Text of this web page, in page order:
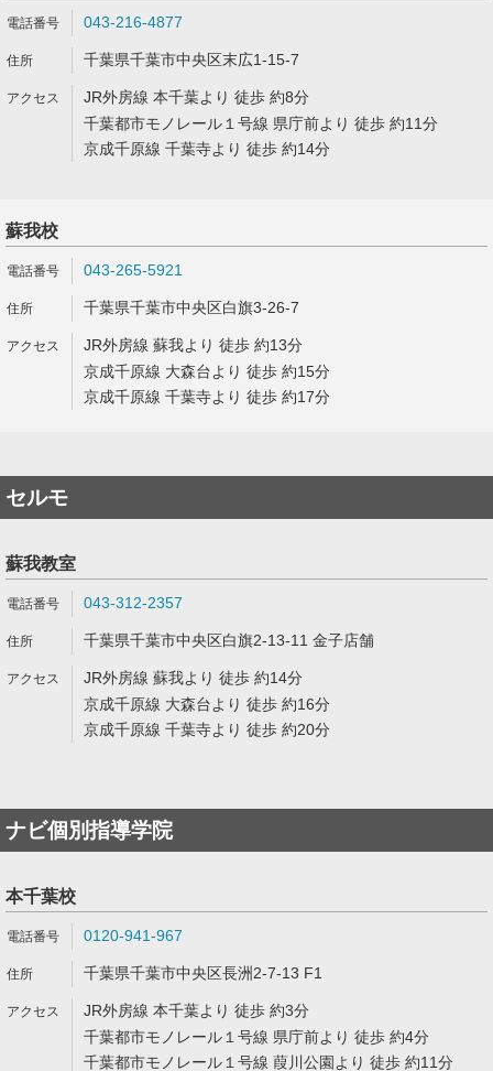
043-216-4877
千葉県千葉市中央区末広1-15-7
JR外房線 本千葉より 徒歩 約8分
千葉都市モノレール１号線 県庁前より 徒歩 約11分
京成千原線 千葉寺より 徒歩 約14分
蘇我校
043-265-5921
千葉県千葉市中央区白旗3-26-7
JR外房線 蘇我より 徒歩 約13分
京成千原線 大森台より 徒歩 約15分
京成千原線 千葉寺より 徒歩 約17分
セルモ
蘇我教室
043-312-2357
千葉県千葉市中央区白旗2-13-11 金子店舗
JR外房線 蘇我より 徒歩 約14分
京成千原線 大森台より 徒歩 約16分
京成千原線 千葉寺より 徒歩 約20分
ナビ個別指導学院
本千葉校
0120-941-967
千葉県千葉市中央区長洲2-7-13 F1
JR外房線 本千葉より 徒歩 約3分
千葉都市モノレール１号線 県庁前より 徒歩 約4分
千葉都市モノレール１号線 葭川公園より 徒歩 約11分